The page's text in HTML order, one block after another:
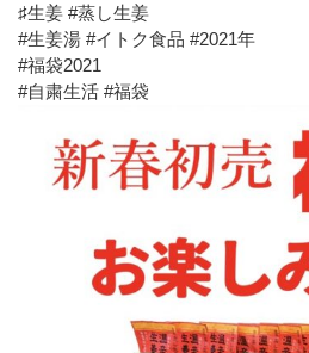
♯生姜 #蒸し生姜
#生姜湯 #イトク食品 #2021年
#福袋2021
#自粛生活 #福袋